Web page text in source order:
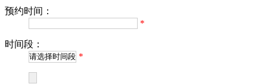
预约时间：
*
时间段：
*